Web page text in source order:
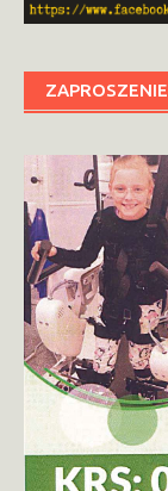
ZAPROSZENIE